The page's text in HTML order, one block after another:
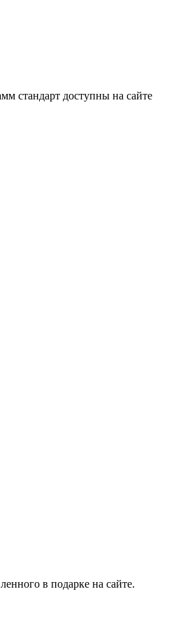
стандарт доступны на сайте
в подарке на сайте.